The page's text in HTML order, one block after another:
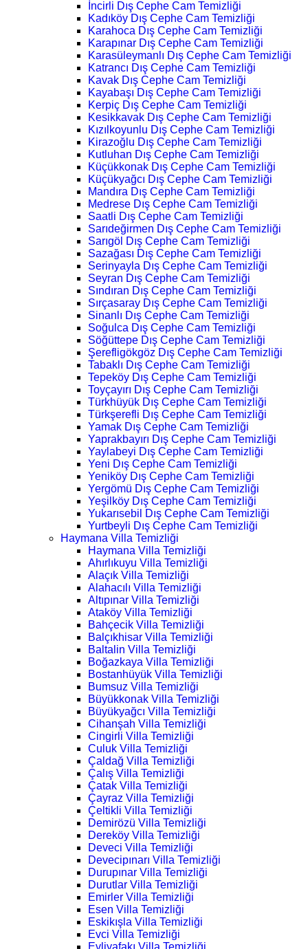
İncirli Dış Cephe Cam Temizliği
Kadıköy Dış Cephe Cam Temizliği
Karahoca Dış Cephe Cam Temizliği
Karapınar Dış Cephe Cam Temizliği
Karasüleymanlı Dış Cephe Cam Temizliği
Katrancı Dış Cephe Cam Temizliği
Kavak Dış Cephe Cam Temizliği
Kayabaşı Dış Cephe Cam Temizliği
Kerpiç Dış Cephe Cam Temizliği
Kesikkavak Dış Cephe Cam Temizliği
Kızılkoyunlu Dış Cephe Cam Temizliği
Kirazoğlu Dış Cephe Cam Temizliği
Kutluhan Dış Cephe Cam Temizliği
Küçükkonak Dış Cephe Cam Temizliği
Küçükyağcı Dış Cephe Cam Temizliği
Mandıra Dış Cephe Cam Temizliği
Medrese Dış Cephe Cam Temizliği
Saatli Dış Cephe Cam Temizliği
Sarıdeğirmen Dış Cephe Cam Temizliği
Sarıgöl Dış Cephe Cam Temizliği
Sazağası Dış Cephe Cam Temizliği
Serinyayla Dış Cephe Cam Temizliği
Seyran Dış Cephe Cam Temizliği
Sındıran Dış Cephe Cam Temizliği
Sırçasaray Dış Cephe Cam Temizliği
Sinanlı Dış Cephe Cam Temizliği
Soğulca Dış Cephe Cam Temizliği
Söğüttepe Dış Cephe Cam Temizliği
Şerefligökgöz Dış Cephe Cam Temizliği
Tabaklı Dış Cephe Cam Temizliği
Tepeköy Dış Cephe Cam Temizliği
Toyçayırı Dış Cephe Cam Temizliği
Türkhüyük Dış Cephe Cam Temizliği
Türkşerefli Dış Cephe Cam Temizliği
Yamak Dış Cephe Cam Temizliği
Yaprakbayırı Dış Cephe Cam Temizliği
Yaylabeyi Dış Cephe Cam Temizliği
Yeni Dış Cephe Cam Temizliği
Yeniköy Dış Cephe Cam Temizliği
Yergömü Dış Cephe Cam Temizliği
Yeşilköy Dış Cephe Cam Temizliği
Yukarısebil Dış Cephe Cam Temizliği
Yurtbeyli Dış Cephe Cam Temizliği
Haymana Villa Temizliği
Haymana Villa Temizliği
Ahırlıkuyu Villa Temizliği
Alaçık Villa Temizliği
Alahacılı Villa Temizliği
Altıpınar Villa Temizliği
Ataköy Villa Temizliği
Bahçecik Villa Temizliği
Balçıkhisar Villa Temizliği
Baltalin Villa Temizliği
Boğazkaya Villa Temizliği
Bostanhüyük Villa Temizliği
Bumsuz Villa Temizliği
Büyükkonak Villa Temizliği
Büyükyağcı Villa Temizliği
Cihanşah Villa Temizliği
Cingirli Villa Temizliği
Culuk Villa Temizliği
Çaldağ Villa Temizliği
Çalış Villa Temizliği
Çatak Villa Temizliği
Çayraz Villa Temizliği
Çeltikli Villa Temizliği
Demirözü Villa Temizliği
Dereköy Villa Temizliği
Deveci Villa Temizliği
Devecipınarı Villa Temizliği
Durupınar Villa Temizliği
Durutlar Villa Temizliği
Emirler Villa Temizliği
Esen Villa Temizliği
Eskikışla Villa Temizliği
Evci Villa Temizliği
Evliyafakı Villa Temizliği